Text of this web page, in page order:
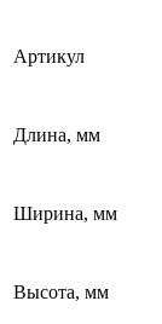
Артикул
Длина, мм
Ширина, мм
Высота, мм